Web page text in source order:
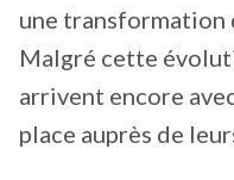
une transformation
Malgré cette
arrivent encore
place auprès de